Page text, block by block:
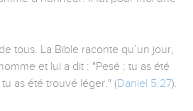
tous. La Bible raconte qu’un jour,
et lui a dit : "Pesé : tu as été
as été trouvé léger." (Daniel 5.27).